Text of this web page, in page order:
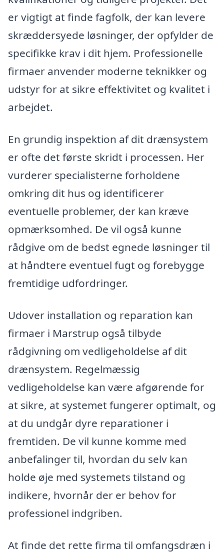
er vigtigt at finde fagfolk, der kan levere
skræddersyede løsninger, der opfylder de
specifikke krav i dit hjem. Professionelle
firmaer anvender moderne teknikker og
udstyr for at sikre effektivitet og kvalitet i
arbejdet.
En grundig inspektion af dit drænsystem
er ofte det første skridt i processen. Her
vurderer specialisterne forholdene
omkring dit hus og identificerer
eventuelle problemer, der kan kræve
opmærksomhed. De vil også kunne
rådgive om de bedst egnede løsninger til
at håndtere eventuel fugt og forebygge
fremtidige udfordringer.
Udover installation og reparation kan
firmaer i Marstrup også tilbyde
rådgivning om vedligeholdelse af dit
drænsystem. Regelmæssig
vedligeholdelse kan være afgørende for
at sikre, at systemet fungerer optimalt, og
at du undgår dyre reparationer i
fremtiden. De vil kunne komme med
anbefalinger til, hvordan du selv kan
holde øje med systemets tilstand og
indikere, hvornår der er behov for
professionel indgriben.
At finde det rette firma til omfangsdræn i